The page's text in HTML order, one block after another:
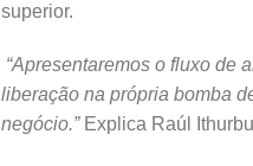
superior.
“Apresentaremos o fluxo de
liberação na própria bomba
negócio.” Explica Raúl